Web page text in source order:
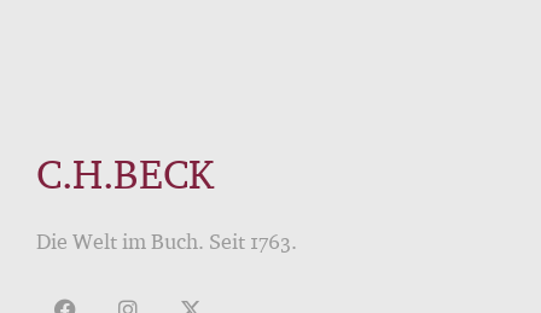
C.H.BECK
Die Welt im Buch. Seit 1763.